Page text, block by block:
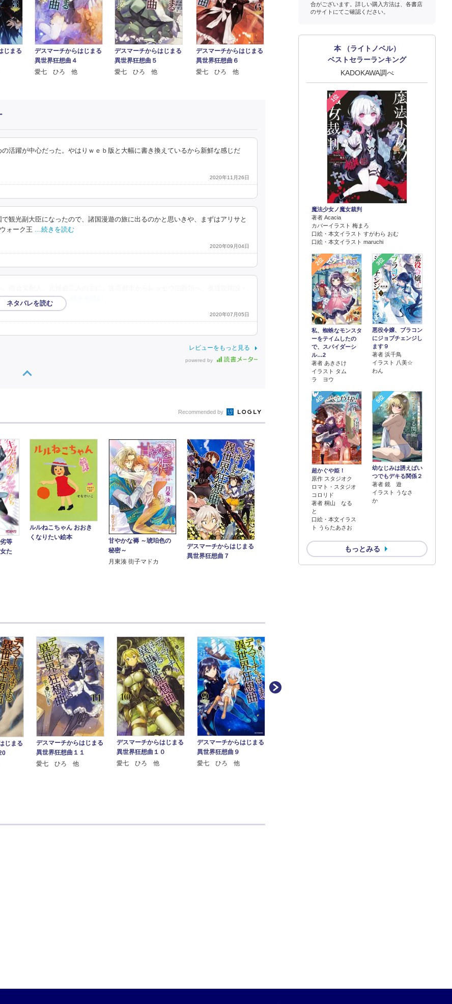
じまる
デスマーチからはじまる
異世界狂想曲４
愛七 ひろ 他
デスマーチからはじまる
異世界狂想曲５
愛七 ひろ 他
デスマーチからはじまる
異世界狂想曲６
愛七 ひろ 他
活躍が中心だった。やはりｗｅｂ版と大幅に書き換えているから新鮮な感じだ
2020年11月26日
観光副大臣になったので、諸国漫遊の旅に出るのかと思いきや、まずはアリサと
ォーク王 …続きを読む
2020年09月04日
国で「幻桃園」操る …続きを読む
2020年07月05日
レビューをもっと見る
powered by
合がございます。詳しい購入方法は、各書店
のサイトにてご確認ください。
本 （ライトノベル）
ベストセラーランキング
KADOKAWA調べ
1位
魔法少女ノ魔女裁判
著者 Acacia
カバーイラスト 梅まろ
口絵・本文イラスト すがわら おむ
口絵・本文イラスト maruchi
2位
私、蜘蛛なモンスタ
ーをテイムしたの
で、スパイダーシ
ル…2
著者 あきさけ
イラスト タム
ラ ヨウ
3位
悪役令嬢、ブラコン
にジョブチェンジし
ます９
著者 浜千鳥
イラスト 八美☆
わん
4位
超かぐや姫！
原作 スタジオク
ロマト・スタジオ
コロリド
著者 桐山 なる
と
口絵・本文イラス
ト うらたあさお
5位
幼なじみは誘えばい
つでもデキる関係２
著者 鏡 遊
イラスト うなさ
か
もっとみる
Recommended by
等
た
ルルねこちゃん おおき
くなりたい絵本
甘やかな褥 ～琥珀色の
秘密～
月東湊 街子マドカ
デスマーチからはじまる
異世界狂想曲７
じまる
デスマーチからはじまる
異世界狂想曲１１
愛七 ひろ 他
デスマーチからはじまる
異世界狂想曲１０
愛七 ひろ 他
デスマーチからはじまる
異世界狂想曲９
愛七 ひろ 他